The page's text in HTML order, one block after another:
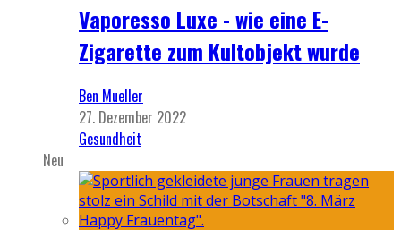
Vaporesso Luxe - wie eine E-
Zigarette zum Kultobjekt wurde
Ben Mueller
27. Dezember 2022
Gesundheit
Neu